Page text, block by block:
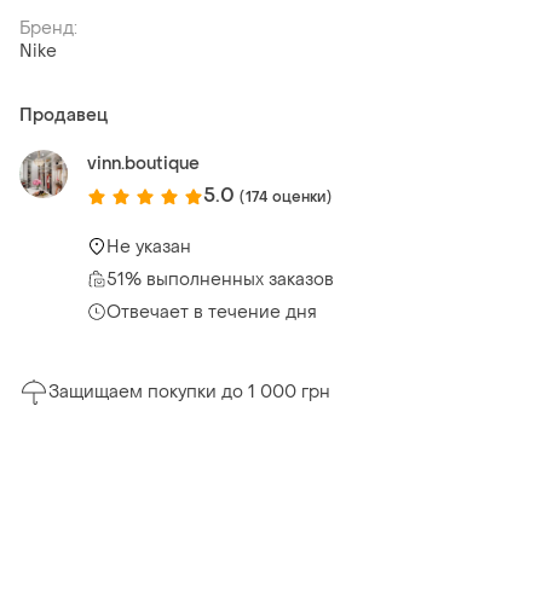
Бренд:
Nike
Продавец
vinn.boutique
5.0 (174 оценки)
Не указан
51% выполненных заказов
Отвечает в течение дня
Защищаем покупки до 1 000 грн